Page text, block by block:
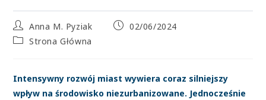
Anna M. Pyziak
02/06/2024
Strona Główna
Intensywny rozwój miast wywiera coraz silniejszy
wpływ na środowisko niezurbanizowane. Jednocześnie